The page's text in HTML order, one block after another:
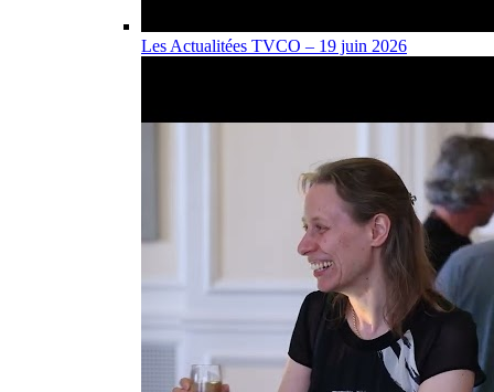
Les Actualitées TVCO – 19 juin 2026